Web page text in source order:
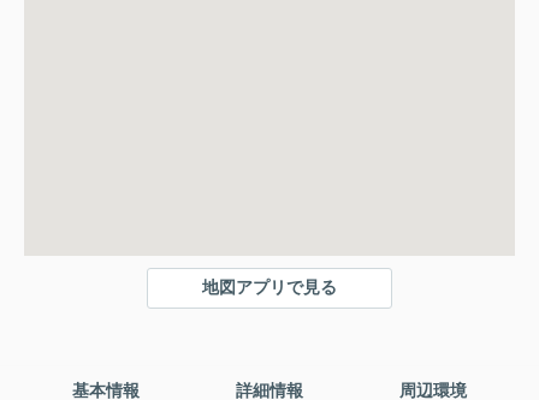
地図アプリで見る
基本情報 詳細情報 周辺環境